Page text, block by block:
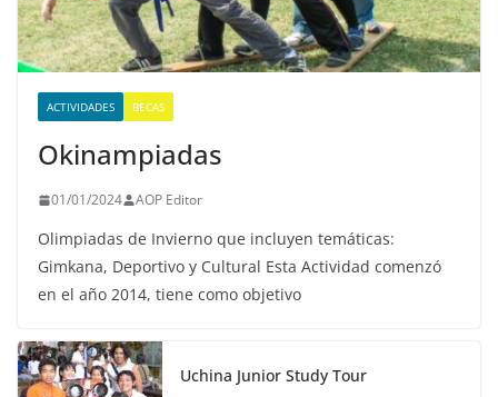
ACTIVIDADES BECAS
Okinampiadas
01/01/2024 AOP Editor
Olimpiadas de Invierno que incluyen temáticas:
Gimkana, Deportivo y Cultural Esta Actividad comenzó
en el año 2014, tiene como objetivo
Uchina Junior Study Tour